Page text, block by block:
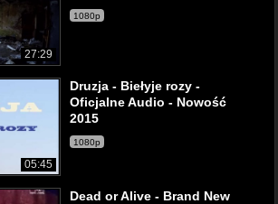
27:29
1080p
05:45
Druzja - Biełyje rozy -
Oficjalne Audio - Nowość
2015
1080p
Dead or Alive - Brand New